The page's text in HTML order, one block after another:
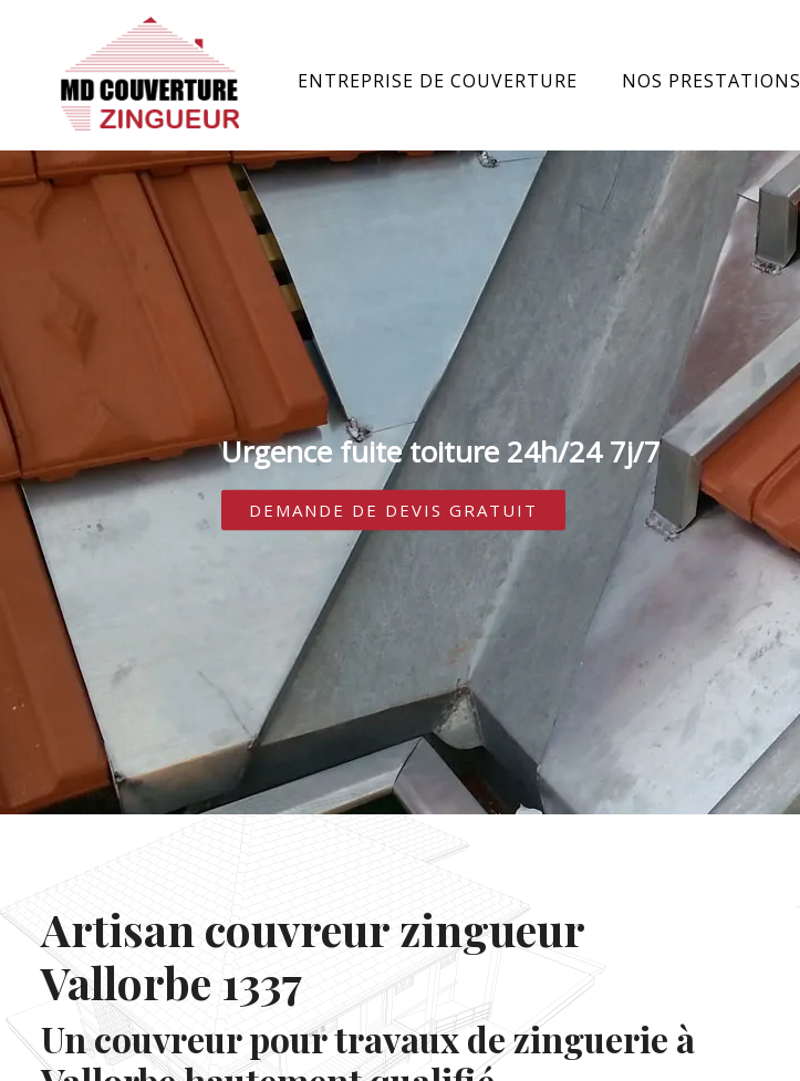
ENTREPRISE DE COUVERTURE NOS PRESTATIONS
Urgence fuite toiture 24h/24 7j/7
DEMANDE DE DEVIS GRATUIT
Artisan couvreur zingueur
Vallorbe 1337
Un couvreur pour travaux de zinguerie à